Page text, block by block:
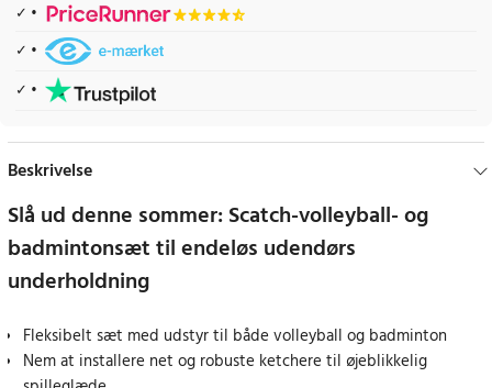
Beskrivelse
Slå ud denne sommer: Scatch-volleyball- og
badmintonsæt til endeløs udendørs
underholdning
Fleksibelt sæt med udstyr til både volleyball og badminton
Nem at installere net og robuste ketchere til øjeblikkelig